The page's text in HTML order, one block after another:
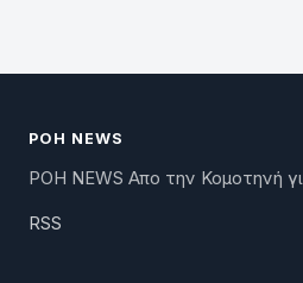
ΡΟΗ NEWS
ΡΟΗ NEWS Απο την Κομοτηνή
RSS